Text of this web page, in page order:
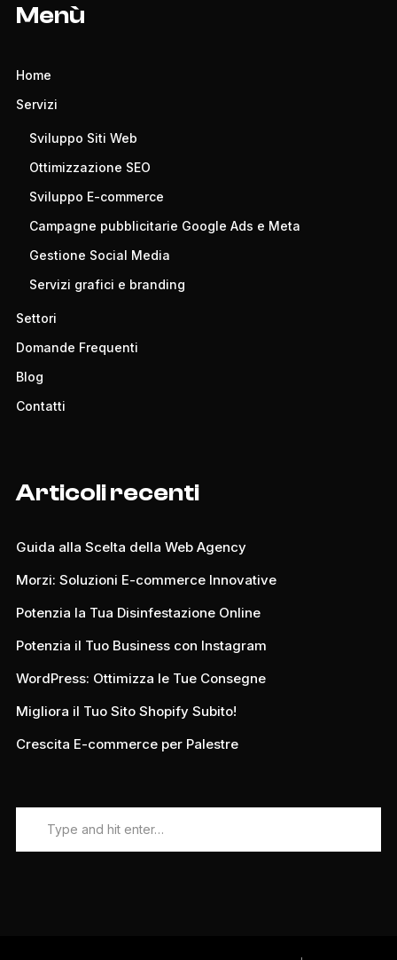
Menù
Home
Servizi
Sviluppo Siti Web
Ottimizzazione SEO
Sviluppo E-commerce
Campagne pubblicitarie Google Ads e Meta
Gestione Social Media
Servizi grafici e branding
Settori
Domande Frequenti
Blog
Contatti
Articoli recenti
Guida alla Scelta della Web Agency
Morzi: Soluzioni E-commerce Innovative
Potenzia la Tua Disinfestazione Online
Potenzia il Tuo Business con Instagram
WordPress: Ottimizza le Tue Consegne
Migliora il Tuo Sito Shopify Subito!
Crescita E-commerce per Palestre